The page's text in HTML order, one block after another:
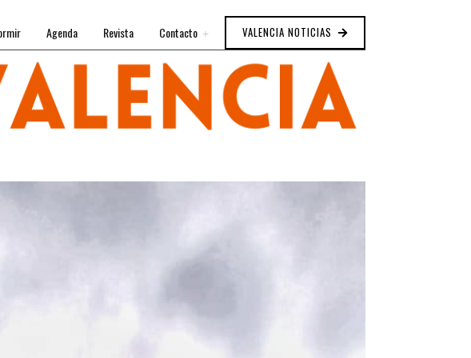
Agenda Revista Contacto VALENCIA NOTICIAS